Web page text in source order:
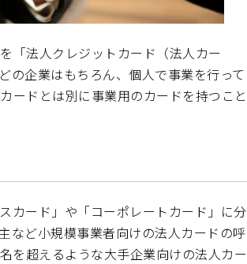
「法人クレジットカード（法人カー
の企業はもちろん、個人で事業を行って
ードとは別に事業用のカードを持つこと
カード」や「コーポレートカード」に分
など小規模事業者向けの法人カードの呼
を超えるような大手企業向けの法人カー